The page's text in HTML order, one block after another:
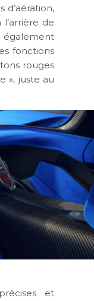
d’aération,
de
également
fonctions
rouges
», juste au
et